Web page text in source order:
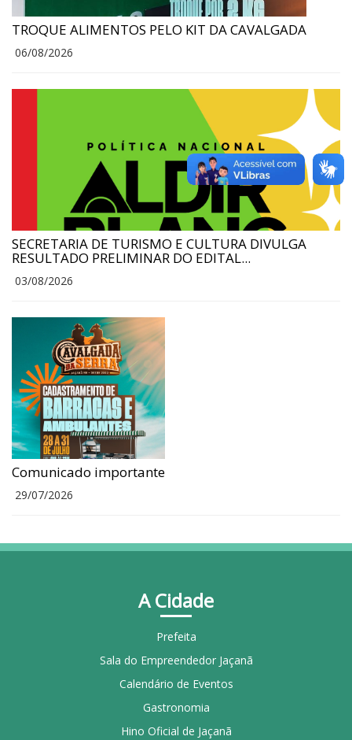
TROQUE ALIMENTOS PELO KIT DA CAVALGADA
06/08/2026
SECRETARIA DE TURISMO E CULTURA DIVULGA
RESULTADO PRELIMINAR DO EDITAL...
03/08/2026
Comunicado importante
29/07/2026
A Cidade
Prefeita
Sala do Empreendedor Jaçanã
Calendário de Eventos
Gastronomia
Hino Oficial de Jaçanã